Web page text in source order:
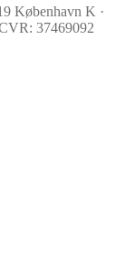
København K ·
37469092